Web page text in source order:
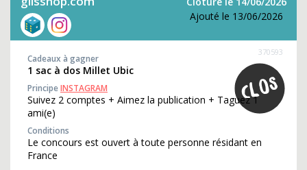
Ajouté le 13/06/2026
370593
Cadeaux à gagner
1 sac à dos Millet Ubic
PrincipeINSTAGRAM
Suivez 2 comptes + Aimez la publication + Taguez 1
ami(e)
Conditions
Le concours est ouvert à toute personne résidant en
France